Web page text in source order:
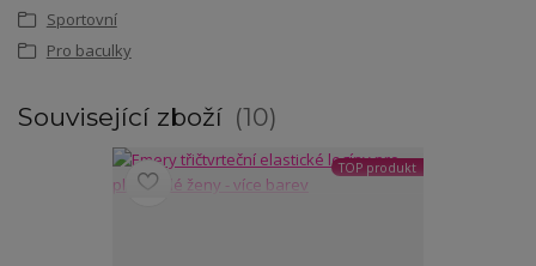
Sportovní
Pro baculky
Související zboží 10
TOP produkt